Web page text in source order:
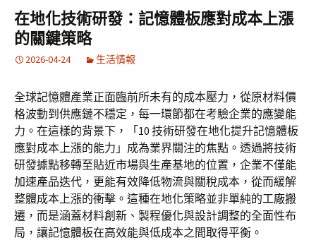
要
內
容
鍵
字:
在地化技術研發：記憶體板應對成本上漲
的關鍵策略
2026-04-24 生活情報
全球記憶體產業正面臨前所未有的成本壓力，從原材料價
格波動到供應鏈不穩定，每一環節都在考驗企業的應變能
力。在這樣的背景下，「10 技術研發在地化提升記憶體板
應對成本上漲的能力」成為業界關注的焦點。透過將技術
研發據點移轉至貼近市場與生產基地的位置，企業不僅能
加速產品迭代，更能有效降低物流與關稅成本，從而緩解
整體成本上漲的衝擊。這種在地化策略並非單純的工廠搬
遷，而是涵蓋材料創新、製程優化與設計調整的全面性布
局，讓記憶體板在高效能與低成本之間取得平衡。